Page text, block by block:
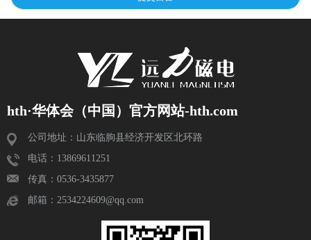
hth·华体会（中国）官方网站-hth.com
公司地址：山东临朐县经济开发区北环路
电话：13869611251
传真：0536-3435877
邮箱：2534224609@qq.com